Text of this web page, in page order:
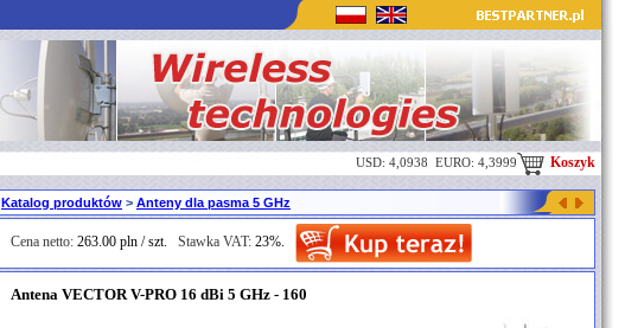
USD: 4,0938 EURO: 4,3999 Koszyk
Katalog produktów > Anteny dla pasma 5 GHz
Cena netto: 263.00 pln / szt. Stawka VAT: 23%.
Antena VECTOR V-PRO 16 dBi 5 GHz - 160